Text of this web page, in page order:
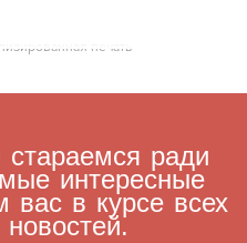
печать
ради
интересные
вас в курсе всех